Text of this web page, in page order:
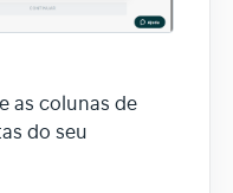
as colunas de
do seu